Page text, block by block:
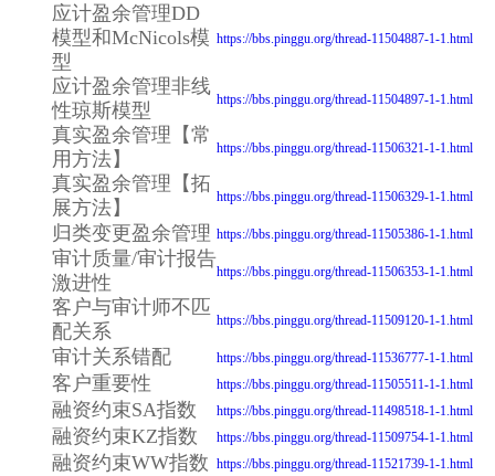
应计盈余管理DD
模型和McNicols模
型
https://bbs.pinggu.org/thread-11504887-1-1.html
应计盈余管理非线
性琼斯模型
https://bbs.pinggu.org/thread-11504897-1-1.html
真实盈余管理【常
用方法】
https://bbs.pinggu.org/thread-11506321-1-1.html
真实盈余管理【拓
展方法】
https://bbs.pinggu.org/thread-11506329-1-1.html
归类变更盈余管理 https://bbs.pinggu.org/thread-11505386-1-1.html
审计质量/审计报告
激进性
https://bbs.pinggu.org/thread-11506353-1-1.html
客户与审计师不匹
配关系
https://bbs.pinggu.org/thread-11509120-1-1.html
审计关系错配 https://bbs.pinggu.org/thread-11536777-1-1.html
客户重要性 https://bbs.pinggu.org/thread-11505511-1-1.html
融资约束SA指数 https://bbs.pinggu.org/thread-11498518-1-1.html
融资约束KZ指数 https://bbs.pinggu.org/thread-11509754-1-1.html
融资约束WW指数 https://bbs.pinggu.org/thread-11521739-1-1.html